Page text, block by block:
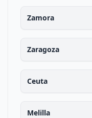
Zamora
Zaragoza
Ceuta
Melilla